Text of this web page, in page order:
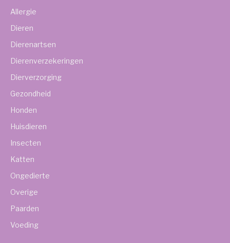
Allergie
Dieren
Dierenartsen
Dierenverzekeringen
Dierverzorging
Gezondheid
Honden
Huisdieren
Insecten
Katten
Ongedierte
Overige
Paarden
Voeding